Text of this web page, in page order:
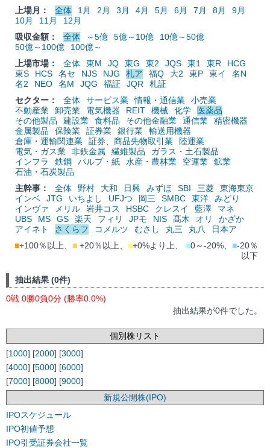
上場月：
全体 1月 2月 3月 4月 5月 6月 7月 8月
9月
10月
11月
12月
吸収金額：
全体 ～5億 5億～10億
10億～50億
50億～100億
100億～
上場市場：
全体 東M JQ 東G 東2 JQS 東1 東R
HCG
東S
HCS 名セ NJS NJG 札ア 福Q 大2 東P 東イ
名N
名2
NEO 名M JQG 福証 JQR
札証
セクター：
全体 サービス業 情報・通信業
小売業
不動産業
卸売業 電気機器 REIT 機械 化学
医薬品
その他製品
建設業 食料品 その他金融業 通信業
精密機器
金属製品
保険業 証券業 銀行業
輸送用機器
倉庫・運輸関連業
証券、商品先物取引業
陸運業
電気・ガス業
非鉄金属 繊維製品
ガラス・土石製品
インフラ
鉄鋼 パルプ・紙 水産・農林業 空運業
鉱業
石油・石炭製品
主幹事：
全体 野村 大和 日興 みずほ SBI 三菱
東海東京
インベ
JTG いちよし UFJつ 岡三 SMBC 東洋
みどり
インヴァ
メリル 岩井コス HSBC クレスイ 藍澤
マネ
UBS
MS GS 楽天 フィリ JPモ NIS 髙木 オリ
かざか
アイネト
さくらフ コメルツ むさし 丸三 丸八
日本ア
■+100％以上、 ■ +20％以上、 ■+0%より上、 ■0～-20%、 ■-20％
以下
抽出結果 (0件)
0戦 0勝0負0分 (勝率0.0%)
抽出結果が0件でした。
個別株リスト
[1000] [2000] [3000]
[4000] [5000] [6000]
[7000] [8000] [9000]
新規公開株(IPO)
IPOスケジュール
IPO初値予想
IPO引受証券会社一覧